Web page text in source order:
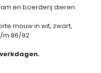
en boerderij dieren
mouw in wit, zwart,
m 86/92